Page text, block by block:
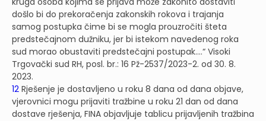
došlo bi do prekoračenja zakonskih rokova i trajanja
samog postupka čime bi se mogla prouzročiti šteta
predstečajnom dužniku, jer bi istekom navedenog roka
sud morao obustaviti predstečajni postupak….“ Visoki
Trgovački sud RH, posl. br.: 16 Pž-2537/2023-2. od 30. 8.
2023.
12 Rješenje je dostavljeno u roku 8 dana od dana objave,
vjerovnici mogu prijaviti tražbine u roku 21 dan od dana
dostave rješenja, FINA objavljuje tablicu prijavljenih tražbina